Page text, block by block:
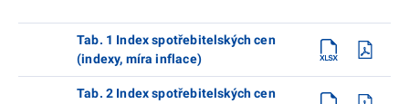
Tab. 1 Index spotřebitelských cen
(indexy, míra inflace)
Tab. 2 Index spotřebitelských cen